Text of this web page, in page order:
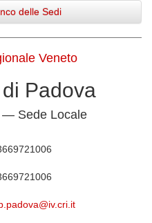
delle Sedi
Veneto
Padova
— Sede Locale